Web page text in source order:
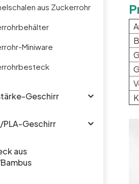
aus Zuckerrohr
Miniware
Geschirr
PLA-Geschirr
aus